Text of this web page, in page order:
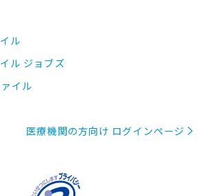
ル
ル ジョブズ
イル
医療機関の方向け ログインページ